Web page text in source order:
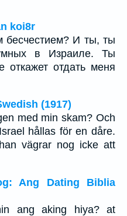
koi8r
бесчестием? И ты, ты
в Израиле. Ты
откажет отдать меня
(1917)
med min skam? Och
hållas för en dåre.
vägrar nog icke att
Ang Dating Biblia
ang aking hiya? at